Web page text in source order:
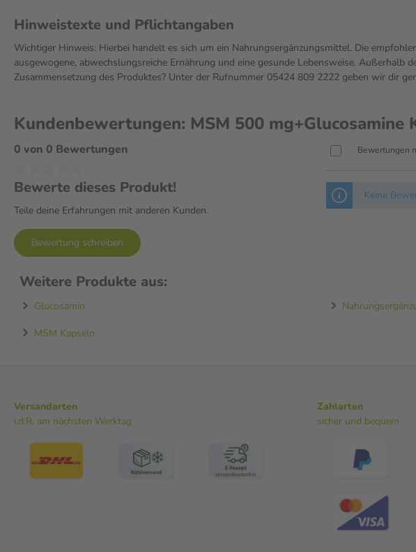
Hinweistexte und Pflichtangaben
Wichtiger Hinweis: Hierbei handelt es sich um ein Nahrungsergänzungsmittel. Die
ausgewogene, abwechslungsreiche Ernährung und eine gesunde Lebensweise.
Zusammensetzung des Produktes? Unter der Rufnummer 05424 809 2222 geben wir dir
Kundenbewertungen: MSM 500 mg+Glucosamine
0 von 0 Bewertungen
Bewerte dieses Produkt!
Teile deine Erfahrungen mit anderen Kunden.
Bewertung schreiben
Bewertungen
Keine
Weitere Produkte aus:
Glucosamin
MSM Kapseln
Versandarten
i.d.R. am nächsten Werktag
Zahlarten
sicher und bequem